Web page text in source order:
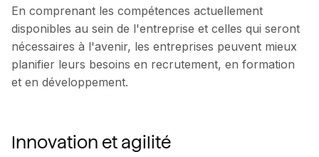
En comprenant les compétences actuellement
disponibles au sein de l'entreprise et celles qui seront
nécessaires à l'avenir, les entreprises peuvent mieux
planifier leurs besoins en recrutement, en formation
et en développement.
Innovation et agilité